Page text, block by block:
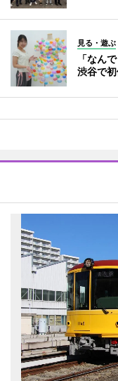
見る・遊ぶ
「なん
渋谷で